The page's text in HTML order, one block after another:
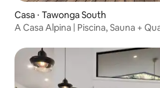
Casa ⋅ Tawonga South
A Casa Alpina | Piscina, Sauna +